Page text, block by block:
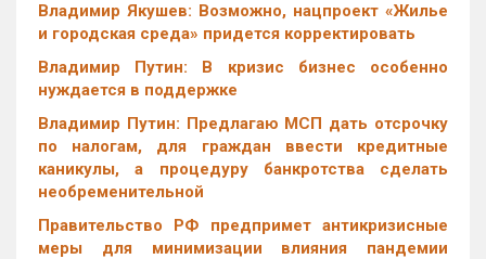
Владимир Якушев: Возможно, нацпроект «Жилье
и городская среда» придется корректировать
Владимир Путин: В кризис бизнес особенно
нуждается в поддержке
Владимир Путин: Предлагаю МСП дать отсрочку
по налогам, для граждан ввести кредитные
каникулы, а процедуру банкротства сделать
необременительной
Правительство РФ предпримет антикризисные
меры для минимизации влияния пандемии